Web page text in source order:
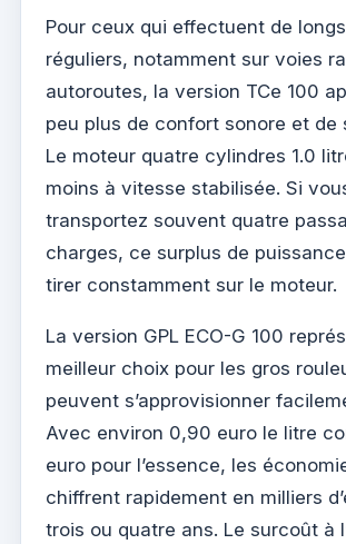
Pour ceux qui effectuent de
réguliers, notamment sur voies
autoroutes, la version TCe 100
peu plus de confort sonore et de
Le moteur quatre cylindres 1.0
moins à vitesse stabilisée. Si
transportez souvent quatre
charges, ce surplus de
tirer constamment sur le moteur.
La version GPL ECO-G 100
meilleur choix pour les gros
peuvent s’approvisionner
Avec environ 0,90 euro le litre
euro pour l’essence, les
chiffrent rapidement en milliers
trois ou quatre ans. Le surcoût à